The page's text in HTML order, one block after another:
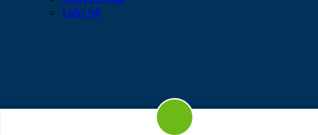
Liên hệ